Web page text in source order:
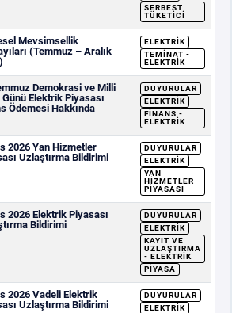
SERBEST
TÜKETICI
Mevsimsellik
(Temmuz – Aralık
ELEKTRIK
TEMINAT -
ELEKTRIK
Demokrasi ve Milli
Elektrik Piyasası
Ödemesi Hakkında
DUYURULAR
ELEKTRIK
FINANS -
ELEKTRIK
2026 Yan Hizmetler
Uzlaştırma Bildirimi
DUYURULAR
ELEKTRIK
YAN
HIZMETLER
PIYASASI
2026 Elektrik Piyasası
Bildirimi
DUYURULAR
ELEKTRIK
KAYIT VE
UZLAŞTIRMA
- ELEKTRIK
PIYASA
2026 Vadeli Elektrik
Uzlaştırma Bildirimi
DUYURULAR
ELEKTRIK